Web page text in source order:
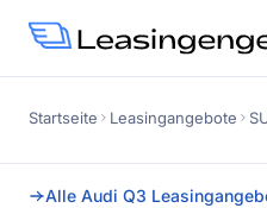
Startseite Leasingangebote
Alle Audi Q3